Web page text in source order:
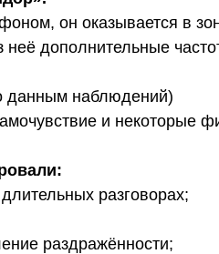
он оказывается в
дополнительные
данным наблюдений)
и некоторые
разговорах;
раздражённости;